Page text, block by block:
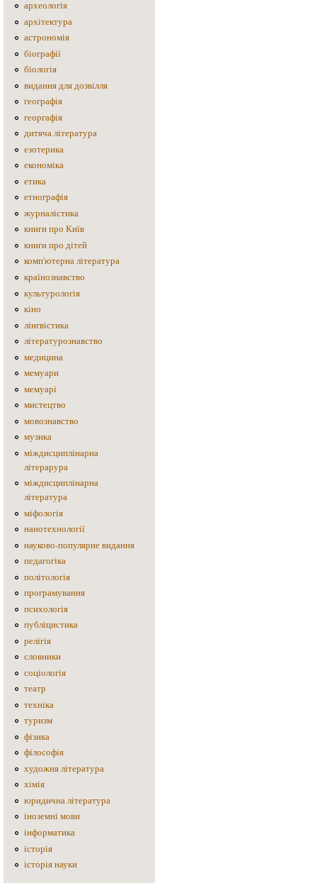
археологія
архітектура
астрономія
біографії
біологія
видання для дозвілля
географія
георгафія
дитяча література
езотерика
економіка
етика
етнографія
журналістика
книги про Київ
книги про дітей
комп'ютерна література
країнознавство
культурологія
кіно
лінгвістика
літературознавство
медицина
мемуари
мемуарі
мистецтво
мовознавство
музика
міждисциплінарна
літерарура
міждисциплінарна
література
міфологія
нанотехнології
науково-популярне видання
педагогіка
політологія
програмування
психологія
публіцистика
релігія
словники
соціологія
театр
техніка
туризм
фізика
філософія
художня література
хімія
юридична література
іноземні мови
інформатика
історія
історія науки